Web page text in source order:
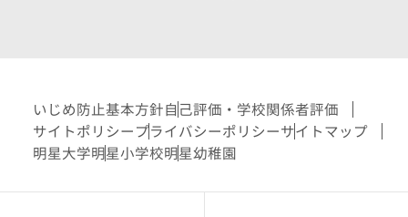
いじめ防止基本方針自己評価・学校関係者評価
サイトポリシー プライバシーポリシーサイトマップ
明星大学明星小学校明星幼稚園